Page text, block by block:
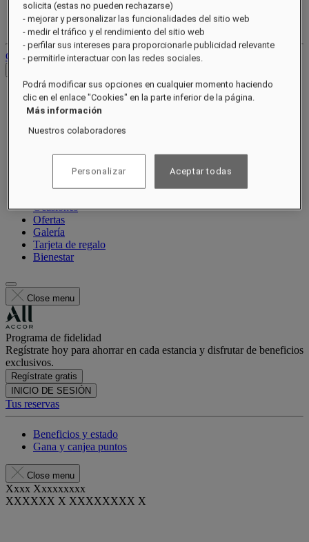
Tu cuenta de fidelidad
Tus reservas
Cerrar sesión
Habitaciones y suites
Restaurantes
Ocasiones
Ofertas
Galería
Tarjeta de regalo
Bienestar
Close menu
Programa de fidelidad
Regístrate hoy para ahorrar en cada estancia y disfrutar de beneficios
exclusivos.
Regístrate gratis
INICIO DE SESIÓN
Tus reservas
Beneficios y estado
Gana y canjea puntos
Close menu
Xxxx Xxxxxxxxx
XXXXXX X XXXXXXXX X
solicita (estas no pueden rechazarse)
- mejorar y personalizar las funcionalidades del sitio web
- medir el tráfico y el rendimiento del sitio web
- perfilar sus intereses para proporcionarle publicidad relevante
- permitirle interactuar con las redes sociales.
Podrá modificar sus opciones en cualquier momento haciendo
clic en el enlace "Cookies" en la parte inferior de la página.
Más información
Nuestros colaboradores
Personalizar Aceptar todas